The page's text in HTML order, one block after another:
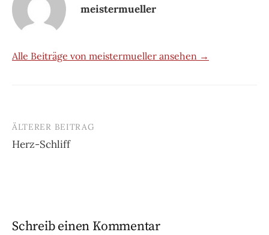
meistermueller
Alle Beiträge von meistermueller ansehen →
Beitrags-
Navigation
ÄLTERER BEITRAG
Herz-Schliff
Schreib einen Kommentar